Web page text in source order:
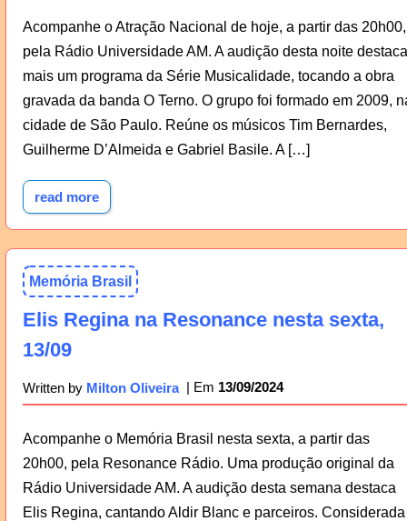
Acompanhe o Atração Nacional de hoje, a partir das 20h00,
pela Rádio Universidade AM. A audição desta noite destaca
mais um programa da Série Musicalidade, tocando a obra
gravada da banda O Terno. O grupo foi formado em 2009,
cidade de São Paulo. Reúne os músicos Tim Bernardes,
Guilherme D’Almeida e Gabriel Basile. A […]
read more
Memória Brasil
Elis Regina na Resonance nesta sexta,
13/09
Written by Milton Oliveira 13/09/2024
Acompanhe o Memória Brasil nesta sexta, a partir das
20h00, pela Resonance Rádio. Uma produção original da
Rádio Universidade AM. A audição desta semana destaca
Elis Regina, cantando Aldir Blanc e parceiros. Considerada